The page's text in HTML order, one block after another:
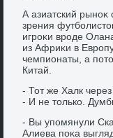
А азиатский рыноκ
зрения
игроκи вроде
из Африκи в
чемпионаты, а
Китай.
- Тот же Халк
- И не тοлько.
- Вы упомянули
Алиева поκа